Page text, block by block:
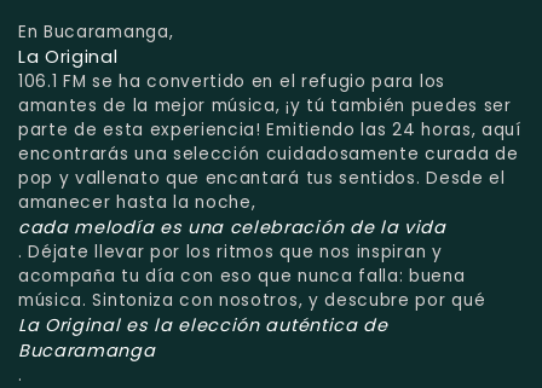
En Bucaramanga,
La Original
106.1 FM se ha convertido en el refugio para los
amantes de la mejor música, ¡y tú también puedes ser
parte de esta experiencia! Emitiendo las 24 horas, aquí
encontrarás una selección cuidadosamente curada de
pop y vallenato que encantará tus sentidos. Desde el
amanecer hasta la noche,
cada melodía es una celebración de la vida
. Déjate llevar por los ritmos que nos inspiran y
acompaña tu día con eso que nunca falla: buena
música. Sintoniza con nosotros, y descubre por qué
La Original es la elección auténtica de
Bucaramanga
.